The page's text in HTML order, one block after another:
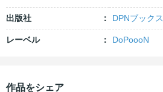
出版社 DPNブックス
レーベル DoPoooN
作品をシェア